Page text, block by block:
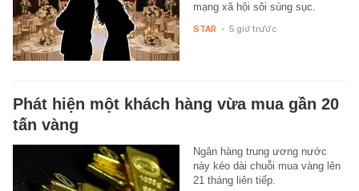
mạng xã hội sôi sùng sục.
STAR - 5 giờ trước
Phát hiện một khách hàng vừa mua gần 20
tấn vàng
Ngân hàng trung ương nước
này kéo dài chuỗi mua vàng lên
21 tháng liên tiếp.